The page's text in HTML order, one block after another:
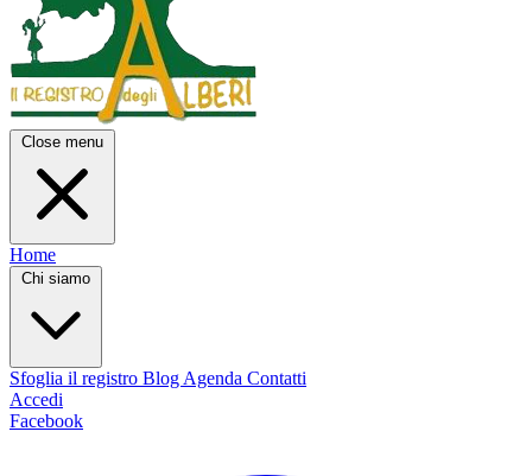
Close menu
Home
Chi siamo
Sfoglia il registro Blog Agenda Contatti
Accedi
Facebook